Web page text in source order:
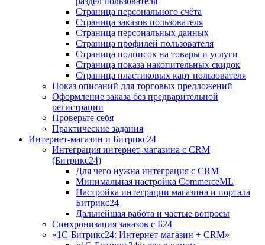
Страница персонального счёта
Страница заказов пользователя
Страница персональных данных
Страница профилей пользователя
Страница подписок на товары и услуги
Страница показа накопительных скидок
Страница пластиковых карт пользователя
Показ описаний для торговых предложений
Оформление заказа без предварительной
регистрации
Проверьте себя
Практические задания
Интернет-магазин и Битрикс24
Интеграция интернет-магазина с CRM
(Битрикс24)
Для чего нужна интеграция с CRM
Минимальная настройка CommerceML
Настройка интеграции магазина и портала
Битрикс24
Дальнейшая работа и частые вопросы
Синхронизация заказов с Б24
«1С-Битрикс24: Интернет-магазин + CRM»